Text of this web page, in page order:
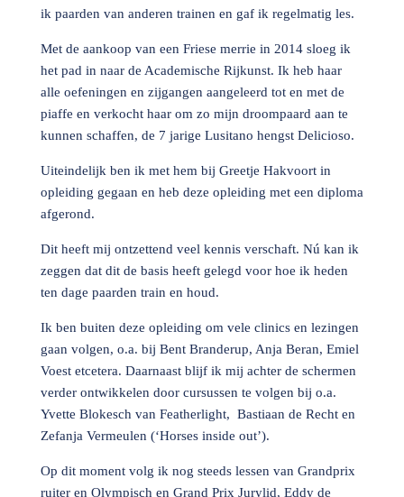
ik paarden van anderen trainen en gaf ik regelmatig les.
Met de aankoop van een Friese merrie in 2014 sloeg ik
het pad in naar de Academische Rijkunst. Ik heb haar
alle oefeningen en zijgangen aangeleerd tot en met de
piaffe en verkocht haar om zo mijn droompaard aan te
kunnen schaffen, de 7 jarige Lusitano hengst Delicioso.
Uiteindelijk ben ik met hem bij Greetje Hakvoort in
opleiding gegaan en heb deze opleiding met een diploma
afgerond.
Dit heeft mij ontzettend veel kennis verschaft. Nú kan ik
zeggen dat dit de basis heeft gelegd voor hoe ik heden
ten dage paarden train en houd.
Ik ben buiten deze opleiding om vele clinics en lezingen
gaan volgen, o.a. bij Bent Branderup, Anja Beran, Emiel
Voest etcetera. Daarnaast blijf ik mij achter de schermen
verder ontwikkelen door cursussen te volgen bij o.a.
Yvette Blokesch van Featherlight, Bastiaan de Recht en
Zefanja Vermeulen (‘Horses inside out’).
Op dit moment volg ik nog steeds lessen van Grandprix
ruiter en Olympisch en Grand Prix Jurylid, Eddy de